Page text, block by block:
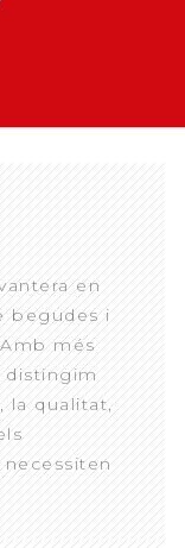
en
begudes i
més
distingim
la qualitat,
necessiten